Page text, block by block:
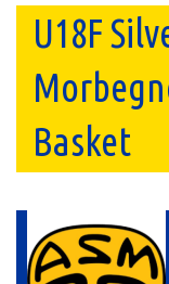
U18F
Basket